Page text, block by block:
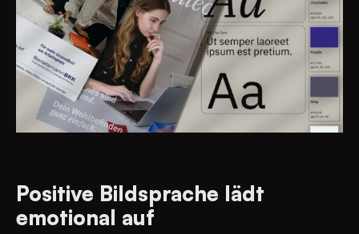
Positive Bildsprache lädt
emotional auf